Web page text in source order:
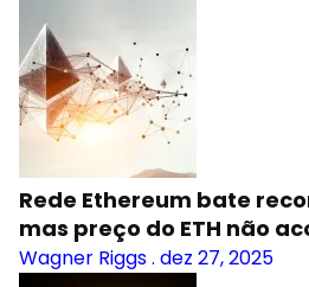
Rede Ethereum bate
mas preço do ETH não
Wagner Riggs. dez 27, 2025